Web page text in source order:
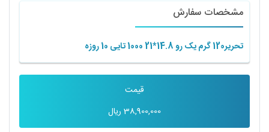
مشخصات سفارش
تحریر120 گرم یک رو 14.8*21 1000 تایی 10 روزه
قیمت
38,900,000 ریال